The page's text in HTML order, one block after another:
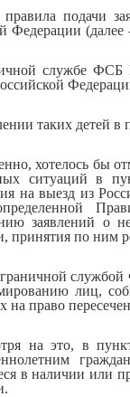
подачи
Федерации
службе ФСБ
таких детей в
хотелось бы
ситуаций в
на выезд из
заявлений о
принятия по ним
службой
лиц,
на право
на это, в
в наличии или